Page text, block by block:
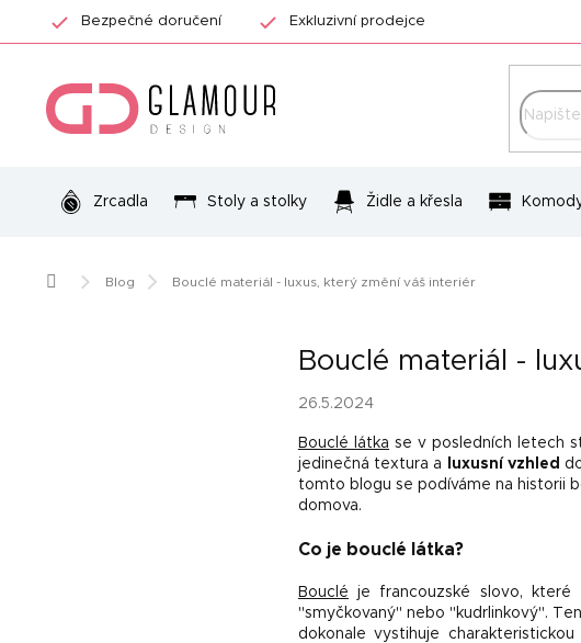
Bezpečné doručení Exkluzivní prodejce
Zrcadla Stoly a stolky Židle a křesla
Domů Blog Bouclé materiál - luxus, který změní váš interiér
Bouclé materiál -
26.5.2024
Bouclé látka se v posledních letech
jedinečná textura a
luxusní vzhled
tomto blogu se podíváme na historii
domova.
Co je bouclé látka?
Bouclé je francouzské slovo, které
"smyčkovaný" nebo "kudrlinkový".
dokonale vystihuje charakteristickou